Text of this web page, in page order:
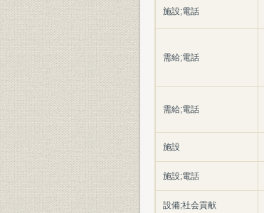
施設;電話
需給;電話
需給;電話
施設
施設;電話
設備;社会貢献